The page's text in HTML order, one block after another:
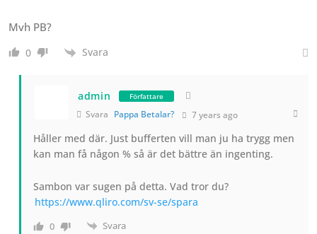
Mvh PB?
0 Svara
admin Författare
Svara Pappa Betalar? 7 years ago
Håller med där. Just bufferten vill man ju ha trygg men
kan man få någon % så är det bättre än ingenting.
Sambon var sugen på detta. Vad tror du?
https://www.qliro.com/sv-se/spara
0 Svara